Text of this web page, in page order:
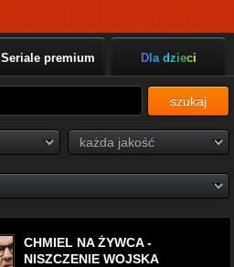
Seriale premium Dla dzieci
szukaj
CHMIEL NA ŻYWCA -
NISZCZENIE WOJSKA